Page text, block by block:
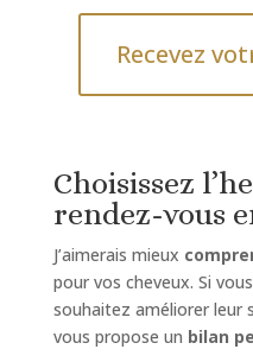
Recevez
Choisissez
rendez-vous
J’aimerais mieux
pour vos cheveux. Si
souhaitez améliorer leur
vous propose un bilan